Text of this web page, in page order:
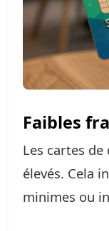
Faibles
Les cartes
élevés. Cela
minimes ou